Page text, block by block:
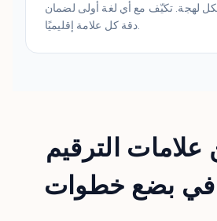
لكل لهجة. تكيّف مع أي لغة أولى لضمان
الترقيم
بضع خطوات